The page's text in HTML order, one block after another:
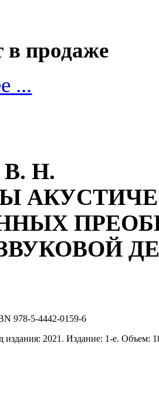
в продаже
...
В. Н.
978-5-4442-0159-6
издания: 2021. Издание: 1-е. Объем: